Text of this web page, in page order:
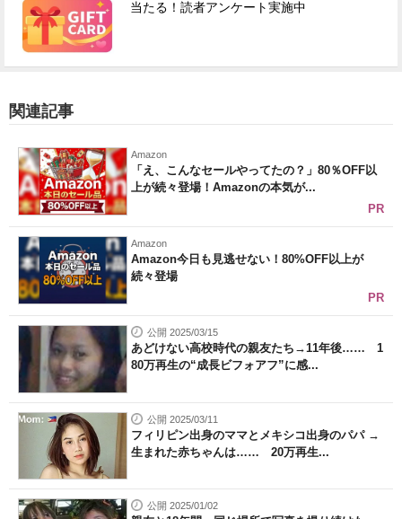
当たる！読者アンケート実施中
関連記事
Amazon
「え、こんなセールやってたの？」80％OFF以
上が続々登場！Amazonの本気が...
PR
Amazon
Amazon今日も見逃せない！80%OFF以上が
続々登場
PR
公開 2025/03/15
あどけない高校時代の親友たち→11年後…… 1
80万再生の“成長ビフォアフ”に感...
公開 2025/03/11
フィリピン出身のママとメキシコ出身のパパ →
生まれた赤ちゃんは…… 20万再生...
公開 2025/01/02